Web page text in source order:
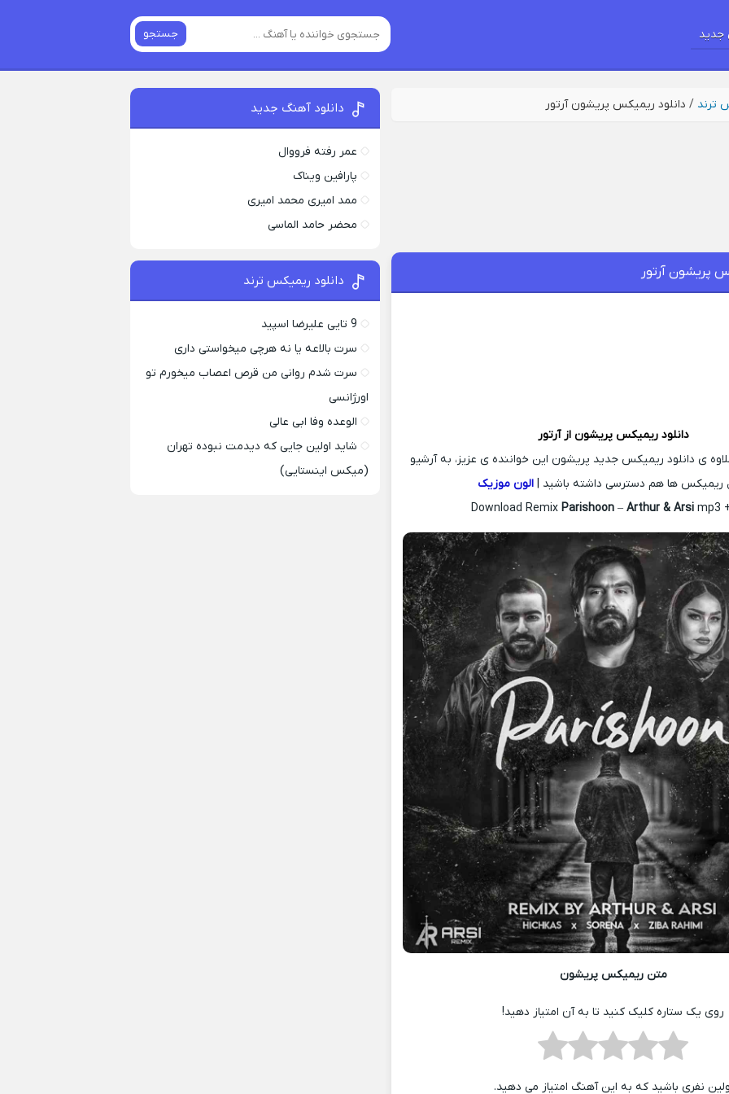
جستجو
ترند / دانلود ریمیکس پریشون آرتور
پریشون آرتور
دانلود ریمیکس پریشون ازآرتور
ی دانلود ریمیکس جدید پریشون این خواننده ی عزیز، به آرشیو
ریمیکس ها هم دسترسی داشته باشید |الون موزیک
Download RemixParishoon –Arthur & Arsi mp3
متن ریمیکس پریشون
روی یک ستاره کلیک کنید تا به آن امتیاز دهید!
نفری باشید که به این آهنگ امتیاز می دهید.
دانلود آهنگ جدید
عمر رفته فرووال
پارافين ویناک
ممد امیری محمد امیری
محضر حامد الماسی
دانلود ریمیکس ترند
9 تایی علیرضا اسپید
سرت بالاعه یا نه هرچی میخواستی داری
سرت شدم روانی من قرص اعصاب میخورم تو
اورژانسی
الوعده وفا ابی عالی
شاید اولین جایی که دیدمت نبوده تهران
(میکس اینستایی)